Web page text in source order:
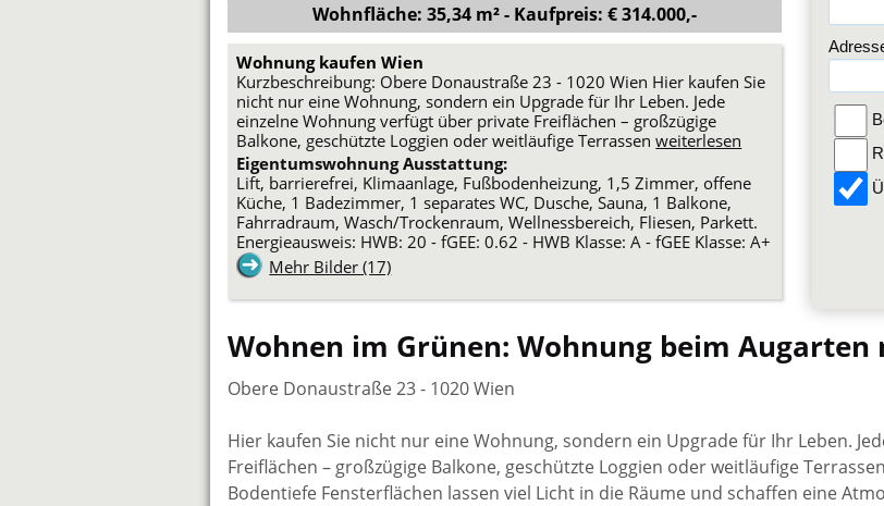
Wohnfläche: 35,34 m² - Kaufpreis: € 314.000,-
Wohnung kaufen Wien
Kurzbeschreibung: Obere Donaustraße 23 - 1020 Wien Hier kaufen Sie
nicht nur eine Wohnung, sondern ein Upgrade für Ihr Leben. Jede
einzelne Wohnung verfügt über private Freiflächen – großzügige
Balkone, geschützte Loggien oder weitläufige Terrassenweiterlesen
Eigentumswohnung Ausstattung:
Lift, barrierefrei, Klimaanlage, Fußbodenheizung, 1,5 Zimmer, offene
Küche, 1 Badezimmer, 1 separates WC, Dusche, Sauna, 1 Balkone,
Fahrradraum, Wasch/Trockenraum, Wellnessbereich, Fliesen, Parkett.
Energieausweis: HWB: 20 - fGEE: 0.62 - HWB Klasse: A - fGEE Klasse: A+
Mehr Bilder (17)
Wohnen im Grünen: Wohnung beim
Obere Donaustraße 23 - 1020 Wien
Hier kaufen Sie nicht nur eine Wohnung, sondern ein Upgrade für Ihr Leben.
Freiflächen – großzügige Balkone, geschützte Loggien oder weitläufige
Bodentiefe Fensterflächen lassen viel Licht in die Räume und schaffen eine